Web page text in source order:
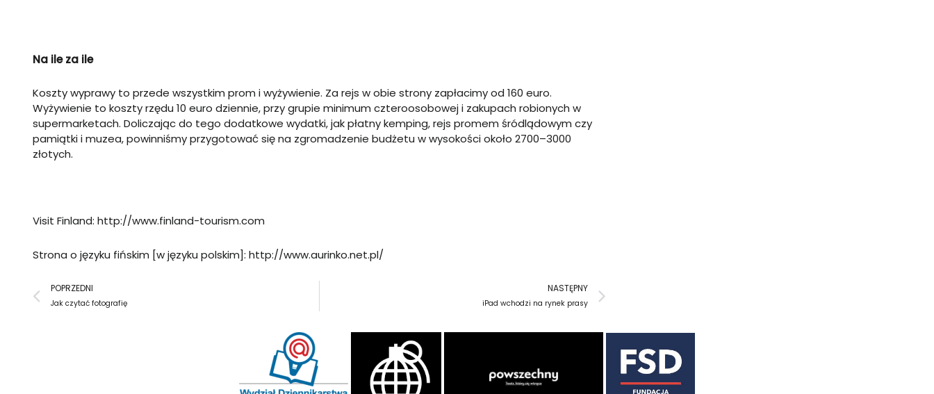
Na ile za ile
Koszty wyprawy to przede wszystkim prom i wyżywienie. Za rejs w obie strony zapłacimy od 160 euro.
Wyżywienie to koszty rzędu 10 euro dziennie, przy grupie minimum czteroosobowej i zakupach robionych w
supermarketach. Doliczając do tego dodatkowe wydatki, jak płatny kemping, rejs promem śródlądowym czy
pamiątki i muzea, powinniśmy przygotować się na zgromadzenie budżetu w wysokości około 2700–3000
złotych.
Visit Finland: http://www.finland-tourism.com
Strona o języku fińskim [w języku polskim]: http://www.aurinko.net.pl/
Prev
POPRZEDNI
Jak czytać fotografię
NASTĘPNY
iPad wchodzi na rynek prasy